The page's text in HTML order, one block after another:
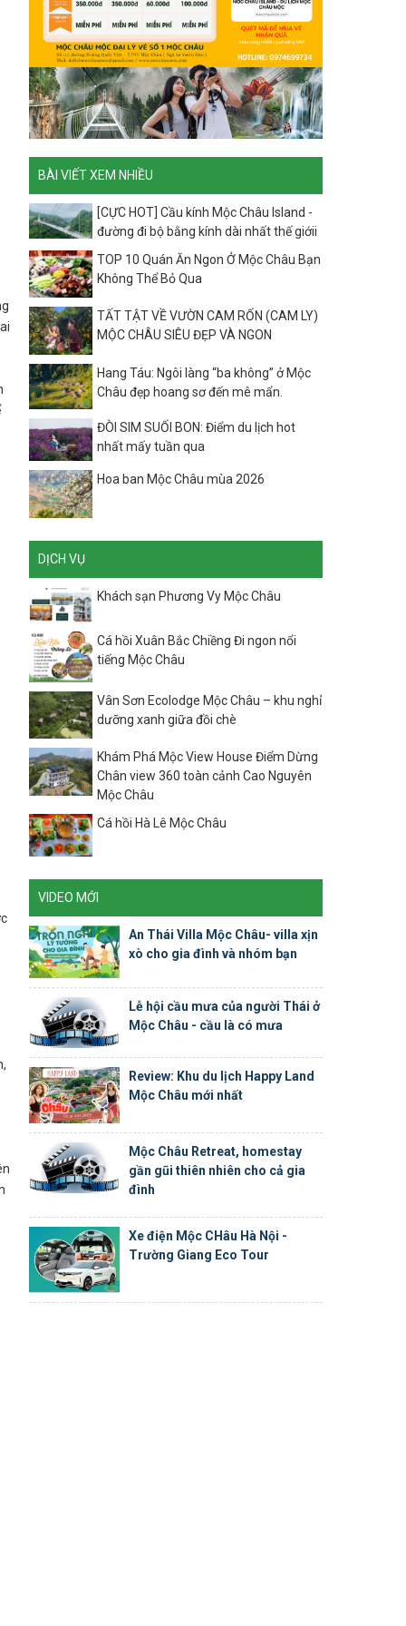
BÀI VIẾT XEM NHIỀU
[CỰC HOT] Cầu kính Mộc Châu Island -
đường đi bộ bằng kính dài nhất thế giớii
TOP 10 Quán Ăn Ngon Ở Mộc Châu Bạn
Không Thể Bỏ Qua
TẤT TẬT VỀ VƯỜN CAM RỐN (CAM LY)
MỘC CHÂU SIÊU ĐẸP VÀ NGON
Hang Táu: Ngôi làng “ba không” ở Mộc
Châu đẹp hoang sơ đến mê mẩn.
ĐÒI SIM SUỐI BON: Điểm du lịch hot
nhất mấy tuần qua
Hoa ban Mộc Châu mùa 2026
DỊCH VỤ
Khách sạn Phương Vy Mộc Châu
Cá hồi Xuân Bắc Chiềng Đi ngon nổi
tiếng Mộc Châu
Vân Sơn Ecolodge Mộc Châu – khu nghỉ
dưỡng xanh giữa đồi chè
Khám Phá Mộc View House Điểm Dừng
Chân view 360 toàn cảnh Cao Nguyên
Mộc Châu
Cá hồi Hà Lê Mộc Châu
VIDEO MỚI
An Thái Villa Mộc Châu- villa xịn
xò cho gia đình và nhóm bạn
Lễ hội cầu mưa của người Thái ở
Mộc Châu - cầu là có mưa
Review: Khu du lịch Happy Land
Mộc Châu mới nhất
Mộc Châu Retreat, homestay
gần gũi thiên nhiên cho cả gia
đình
Xe điện Mộc CHâu Hà Nội -
Trường Giang Eco Tour